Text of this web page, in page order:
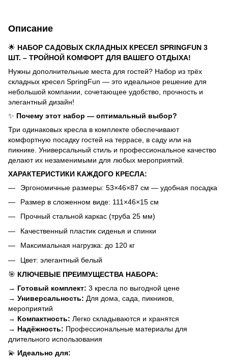
Описание
🌟 НАБОР САДОВЫХ СКЛАДНЫХ КРЕСЕЛ SPRINGFUN 3
ШТ. – ТРОЙНОЙ КОМФОРТ ДЛЯ ВАШЕГО ОТДЫХА!
Нужны дополнительные места для гостей? Набор из трёх
складных кресел SpringFun — это идеальное решение для
небольшой компании, сочетающее удобство, прочность и
элегантный дизайн!
✨ Почему этот набор — оптимальный выбор?
Три одинаковых кресла в комплекте обеспечивают
комфортную посадку гостей на террасе, в саду или на
пикнике. Универсальный стиль и профессиональное качество
делают их незаменимыми для любых мероприятий.
ХАРАКТЕРИСТИКИ КАЖДОГО КРЕСЛА:
Эргономичные размеры: 53×46×87 см — удобная посадка
Размер в сложенном виде: 111×46×15 см
Прочный стальной каркас (труба 25 мм)
Качественный пластик сиденья и спинки
Максимальная нагрузка: до 120 кг
Цвет: элегантный белый
🎯 КЛЮЧЕВЫЕ ПРЕИМУЩЕСТВА НАБОРА:
→ Готовый комплект: 3 кресла по выгодной цене
→ Универсальность: Для дома, сада, пикников,
мероприятий
→ Компактность: Легко складываются и хранятся
→ Надёжность: Профессиональные материалы для
длительного использования
💫 Идеально для: